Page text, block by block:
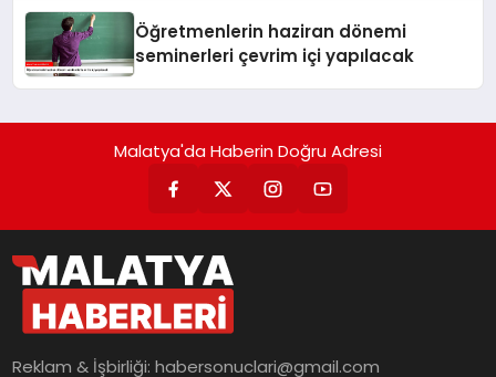
Öğretmenlerin haziran dönemi
seminerleri çevrim içi yapılacak
Malatya'da Haberin Doğru Adresi
Reklam & İşbirliği:habersonuclari@gmail.com